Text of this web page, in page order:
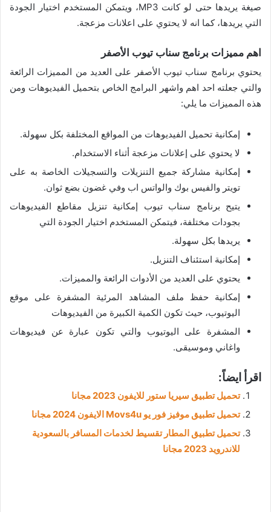
صيغة يريدها حتى لو كانت MP3، ويتمكن المستخدم اختيار الجودة
التي يريدها، كما انه لا يحتوي على اعلانات مزعجة.
اهم مميزات برنامج سناب تيوب الأصفر
يحتوي برنامج سناب تيوب الأصفر على العديد من المميزات الرائعة
والتي جعلته احد اهم واشهر البرامج الخاص بتحميل الفيديوهات ومن
هذه المميزات ما يلي:
إمكانية تحميل الفيديوهات من المواقع المختلفة بكل سهولة.
لا يحتوي على إعلانات مزعجة أثناء الاستخدام.
إمكانية مشاركة جميع التنزيلات والتسجيلات الخاصة به على
تويتر والفيس بوك والواتس اب وفي غضون بضع ثوان.
يتيح برنامج سناب تيوب إمكانية تنزيل مقاطع الفيديوهات
بجودات مختلفة، فيتمكن المستخدم اختيار الجودة التي
يريدها بكل سهولة.
إمكانية استئناف التنزيل.
يحتوي على العديد من الأدوات الرائعة والمميزات.
إمكانية حفظ ملف المشاهد المرئية المشفرة على موقع
اليوتيوب، حيث تكون الكمية الكبيرة من الفيديوهات
المشفرة على اليوتيوب والتي تكون عبارة عن فيديوهات
واغاني وموسيقى.
اقرأ ايضاً:
تحميل تطبيق سيريا ستور للايفون 2023 مجانا
تحميل تطبيق موفيز فور يو Movs4u الايفون 2024 مجانا
تحميل تطبيق المطار تقسيط لخدمات المسافر بالسعودية
للاندرويد 2023 مجانا